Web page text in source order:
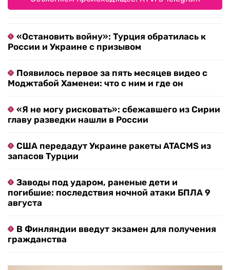
«Остановить войну»: Турция обратилась к
России и Украине с призывом
Появилось первое за пять месяцев видео с
Моджтабой Хаменеи: что с ним и где он
«Я не могу рисковать»: сбежавшего из Сирии
главу разведки нашли в России
США передадут Украине ракеты ATACMS из
запасов Турции
Заводы под ударом, раненые дети и
погибшие: последствия ночной атаки БПЛА 9
августа
В Финляндии введут экзамен для получения
гражданства